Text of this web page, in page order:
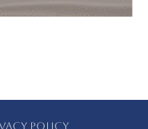
POLICY